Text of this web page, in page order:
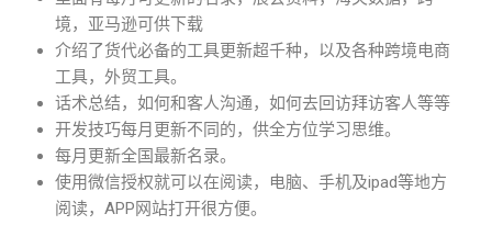
境，亚马逊可供下载
介绍了货代必备的工具更新超千种，以及各种跨境电商
工具，外贸工具。
话术总结，如何和客人沟通，如何去回访拜访客人等等
开发技巧每月更新不同的，供全方位学习思维。
每月更新全国最新名录。
使用微信授权就可以在阅读，电脑、手机及ipad等地方
阅读，APP网站打开很方便。